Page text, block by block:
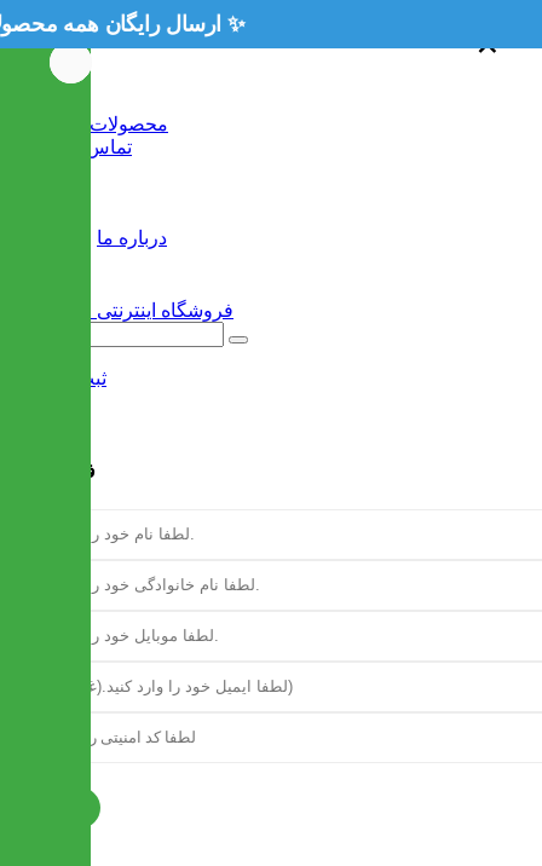
محصولات جدید
تماس با ما
درباره ما
ثبت نام
فرم ثبت نام
×